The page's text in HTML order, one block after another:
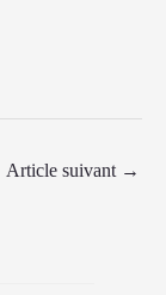
Article suivant →